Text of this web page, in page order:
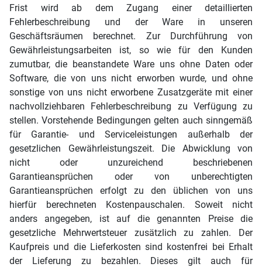
Frist wird ab dem Zugang einer detaillierten
Fehlerbeschreibung und der Ware in unseren
Geschäftsräumen berechnet. Zur Durchführung von
Gewährleistungsarbeiten ist, so wie für den Kunden
zumutbar, die beanstandete Ware uns ohne Daten oder
Software, die von uns nicht erworben wurde, und ohne
sonstige von uns nicht erworbene Zusatzgeräte mit einer
nachvollziehbaren Fehlerbeschreibung zu Verfügung zu
stellen. Vorstehende Bedingungen gelten auch sinngemäß
für Garantie- und Serviceleistungen außerhalb der
gesetzlichen Gewährleistungszeit. Die Abwicklung von
nicht oder unzureichend beschriebenen
Garantieansprüchen oder von unberechtigten
Garantieansprüchen erfolgt zu den üblichen von uns
hierfür berechneten Kostenpauschalen. Soweit nicht
anders angegeben, ist auf die genannten Preise die
gesetzliche Mehrwertsteuer zusätzlich zu zahlen. Der
Kaufpreis und die Lieferkosten sind kostenfrei bei Erhalt
der Lieferung zu bezahlen. Dieses gilt auch für